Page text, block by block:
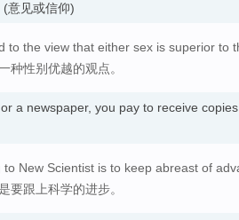
意见或信仰)
to the view that either sex is superior to
种性别优越的观点。
a newspaper, you pay to receive
New Scientist is to keep abreast of
要跟上科学的进步。